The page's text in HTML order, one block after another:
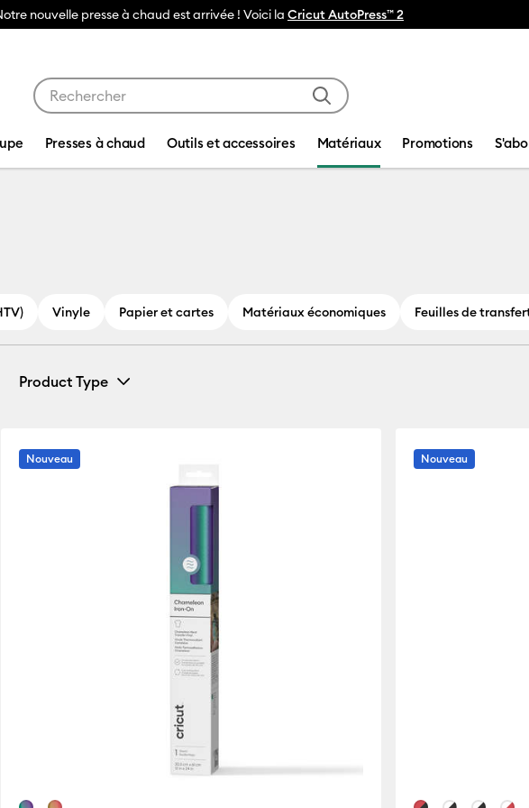
🔥NOUVEAU PRIX RÉDUIT Machines de découpe Cricut Maker 4
Presses à chaud Outils et accessoires Matériaux Promotions
Vinyle Papier et cartes Matériaux économiques Feuilles de
couleur : Brun
couleur : Gris
de couleur : Orange
Affiner par Compatibilité par machine : Cricut Explore Machines
Affiner par Compatibilité par machine : Cricut Joy & Joy 2
Compatibilité par machine : Cricut Joy 2
par Compatibilité par machine : Cricut Joy Xtra
par Compatibilité par machine : Cricut Maker
Affiner par Compatibilité par machine : Cricut Maker 3 & 4
Product Type
Affiner par Product Type : Infusible
(22)Affiner par Product Type : Infusible Ink
Insert/Cutaway Cards
Affiner par Product Type : Iron-On
Affiner par Product Type : Paper
Affiner par Product Type : Pens
Nouveau Nouveau